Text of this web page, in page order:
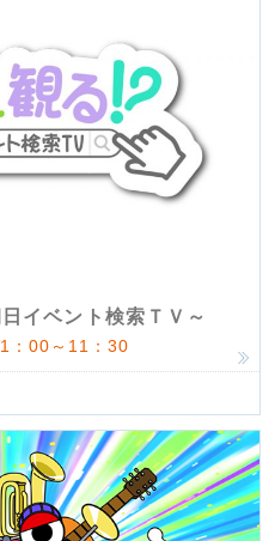
イベント検索ＴＶ～
：00～11：30